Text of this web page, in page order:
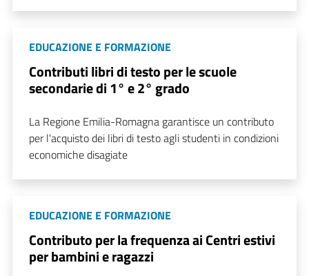
EDUCAZIONE E FORMAZIONE
Contributi libri di testo per le scuole
secondarie di 1° e 2° grado
La Regione Emilia-Romagna garantisce un contributo
per l'acquisto dei libri di testo agli studenti in condizioni
economiche disagiate
EDUCAZIONE E FORMAZIONE
Contributo per la frequenza ai Centri estivi
per bambini e ragazzi